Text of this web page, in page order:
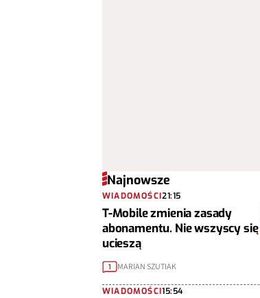
Najnowsze
WIADOMOŚCI21:15
T-Mobile zmienia zasady
abonamentu. Nie wszyscy się
ucieszą
1 MARIAN SZUTIAK
WIADOMOŚCI15:54